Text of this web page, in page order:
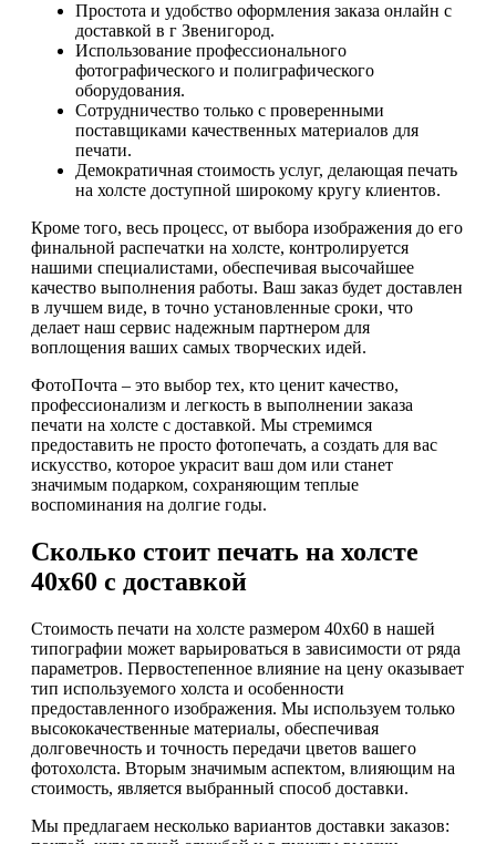
Простота и удобство оформления заказа онлайн с
доставкой в г Звенигород.
Использование профессионального
фотографического и полиграфического
оборудования.
Сотрудничество только с проверенными
поставщиками качественных материалов для
печати.
Демократичная стоимость услуг, делающая печать
на холсте доступной широкому кругу клиентов.
Кроме того, весь процесс, от выбора изображения до его
финальной распечатки на холсте, контролируется
нашими специалистами, обеспечивая высочайшее
качество выполнения работы. Ваш заказ будет доставлен
в лучшем виде, в точно установленные сроки, что
делает наш сервис надежным партнером для
воплощения ваших самых творческих идей.
ФотоПочта – это выбор тех, кто ценит качество,
профессионализм и легкость в выполнении заказа
печати на холсте с доставкой. Мы стремимся
предоставить не просто фотопечать, а создать для вас
искусство, которое украсит ваш дом или станет
значимым подарком, сохраняющим теплые
воспоминания на долгие годы.
Сколько стоит печать на холсте
40х60 с доставкой
Стоимость печати на холсте размером 40х60 в нашей
типографии может варьироваться в зависимости от ряда
параметров. Первостепенное влияние на цену оказывает
тип используемого холста и особенности
предоставленного изображения. Мы используем только
высококачественные материалы, обеспечивая
долговечность и точность передачи цветов вашего
фотохолста. Вторым значимым аспектом, влияющим на
стоимость, является выбранный способ доставки.
Мы предлагаем несколько вариантов доставки заказов: